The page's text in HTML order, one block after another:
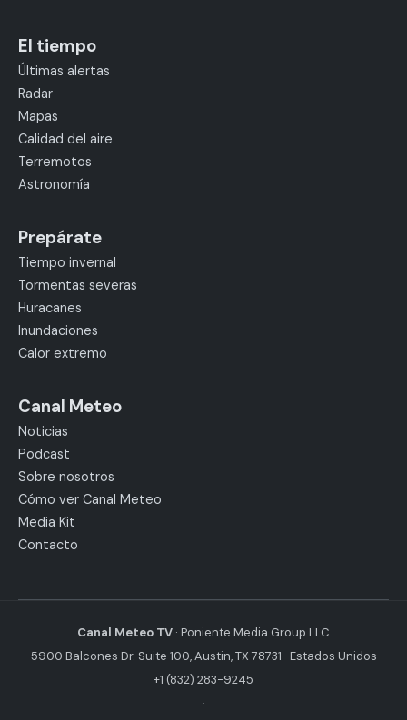
El tiempo
Últimas alertas
Radar
Mapas
Calidad del aire
Terremotos
Astronomía
Prepárate
Tiempo invernal
Tormentas severas
Huracanes
Inundaciones
Calor extremo
Canal Meteo
Noticias
Podcast
Sobre nosotros
Cómo ver Canal Meteo
Media Kit
Contacto
Canal Meteo TV · Poniente Media Group LLC
5900 Balcones Dr. Suite 100, Austin, TX 78731 · Estados Unidos
+1 (832) 283-9245
·